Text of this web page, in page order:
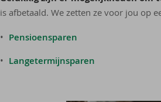
is afbetaald. We zetten ze voor jou op
Pensioensparen
Langetermijnsparen